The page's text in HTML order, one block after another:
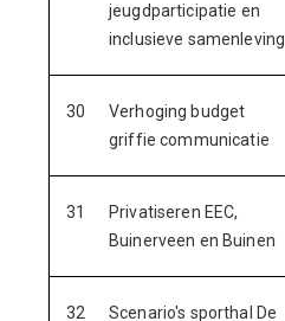
jeugdparticipatie en
inclusieve samenleving
30
Verhoging budget
griffie communicatie
31
Privatiseren EEC,
Buinerveen en Buinen
32
Scenario's sporthal De